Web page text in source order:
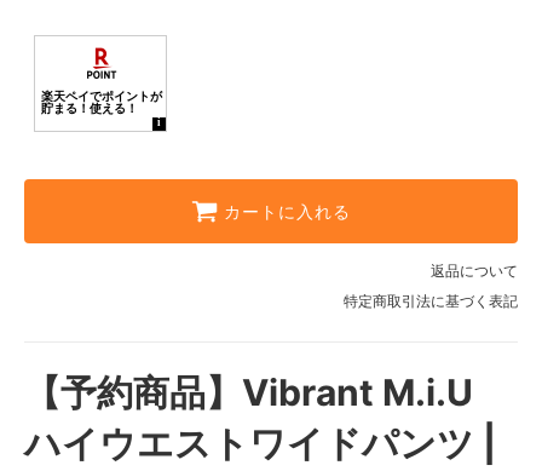
カートに入れる
返品について
特定商取引法に基づく表記
【予約商品】Vibrant M.i.U
ハイウエストワイドパンツ |